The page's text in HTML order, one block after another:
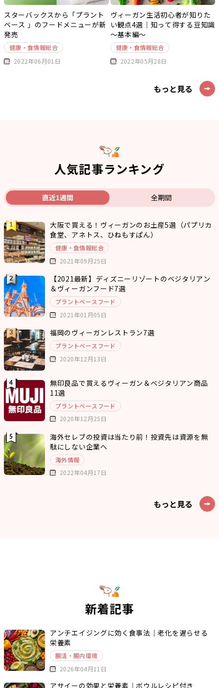
スターバックスから「プラント
ベース 」のフードメニューが新
発売
健康・食情報総合
2022年06月01日
ヴィーガン生活初心者が知りた
い観点4選｜知って得する豆知識
～基本編～
健康・食情報総合
2022年05月28日
もっと見る
人気記事ランキング
直近1週間 全期間
大阪で買える！ヴィーガンのお土産5選（パプリカ
食堂、アネトス、ひねもすぱん）
健康・食情報総合
2021年09月25日
【2021最新】ディズニーリゾートのベジタリアン
＆ヴィーガンフード7選
プラントベースフード
2021年01月05日
福岡のヴィーガンレストラン7選
プラントベースフード
2020年12月13日
無印良品で買えるヴィーガン＆ベジタリアン商品
11選
プラントベースフード
2020年12月25日
海外セレブの投資は当たり前！投資先は資源を無
駄にしない企業へ
海外情報
2022年04月17日
もっと見る
新着記事
アンチエイジングに効く食事法｜老化を遅らせる
栄養素
腸活・腸内環境
2026年04月11日
アサイーの効果と栄養素｜ボウルレシピ付き